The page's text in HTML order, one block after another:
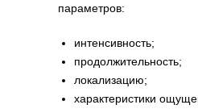
параметров:
интенсивность;
продолжительность;
локализацию;
характеристики